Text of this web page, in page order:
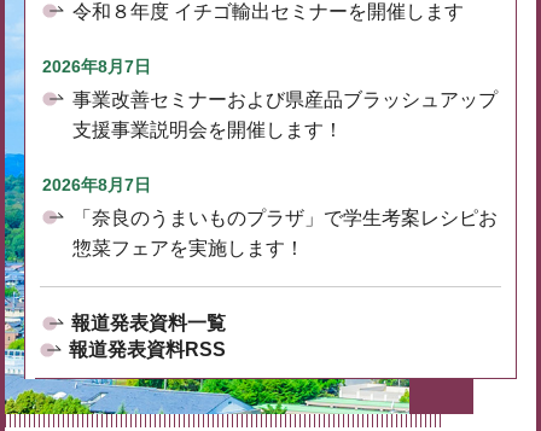
令和８年度 イチゴ輸出セミナーを開催します
2026年8月7日
事業改善セミナーおよび県産品ブラッシュアップ
支援事業説明会を開催します！
2026年8月7日
「奈良のうまいものプラザ」で学生考案レシピお
惣菜フェアを実施します！
報道発表資料一覧
報道発表資料RSS